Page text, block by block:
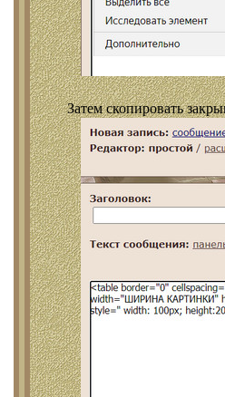
Затем скопировать